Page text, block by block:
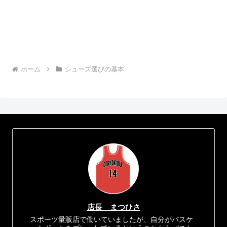
ホーム シューズ選びの基本
店長 まつひさ
スポーツ量販店で働いていましたが、自分がバスケ